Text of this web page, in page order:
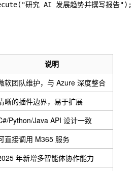
( "研究 AI 发展趋势并撰写报告");
说明
软团队维护，与 Azure 深度整合
晰的插件边界，易于扩展
Python/Java API 设计一致
直接调用 M365 服务
年新增多智能体协作能力